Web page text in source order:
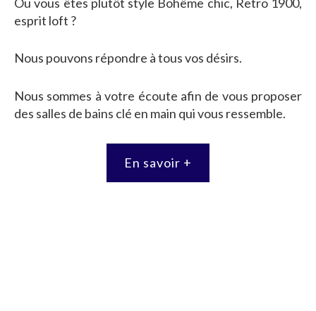
esprit loft ?
Nous pouvons répondre à tous vos désirs.
Nous sommes à votre écoute afin de vous proposer
des salles de bains clé en main qui vous ressemble.
En savoir +